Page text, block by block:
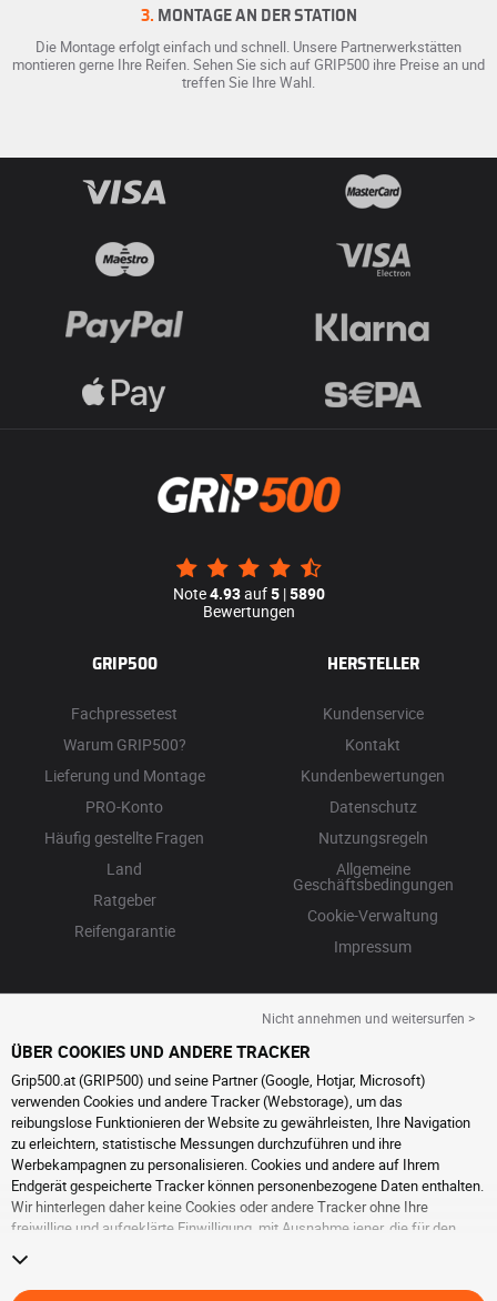
3. MONTAGE AN DER STATION
Die Montage erfolgt einfach und schnell. Unsere Partnerwerkstätten
montieren gerne Ihre Reifen. Sehen Sie sich auf GRIP500 ihre Preise an und
treffen Sie Ihre Wahl.
Note4.93auf5|5890
Bewertungen
GRIP500
Fachpressetest
Warum GRIP500?
Lieferung und Montage
PRO-Konto
Häufig gestellte Fragen
Land
Ratgeber
Reifengarantie
HERSTELLER
Kundenservice
Kontakt
Kundenbewertungen
Datenschutz
Nutzungsregeln
Allgemeine
Geschäftsbedingungen
Cookie-Verwaltung
Impressum
Nicht annehmen und weitersurfen >
ÜBER COOKIES UND ANDERE TRACKER
Grip500.at (GRIP500) und seine Partner (Google, Hotjar, Microsoft)
verwenden Cookies und andere Tracker (Webstorage), um das
reibungslose Funktionieren der Website zu gewährleisten, Ihre Navigation
zu erleichtern, statistische Messungen durchzuführen und ihre
Werbekampagnen zu personalisieren. Cookies und andere auf Ihrem
Endgerät gespeicherte Tracker können personenbezogene Daten enthalten.
Wir hinterlegen daher keine Cookies oder andere Tracker ohne Ihre
freiwillige und aufgeklärte Einwilligung, mit Ausnahme jener, die für den
einen Zeitraum von 6 Monaten. Sie können Ihre Einwilligung jederzeit
widerrufen, indem Sie die WebseiteCookies und andere Trackerbesuchen.